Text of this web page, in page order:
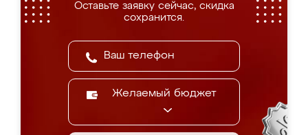
Оставьте заявку сейчас, скидка
сохранится.
Желаемый бюджет